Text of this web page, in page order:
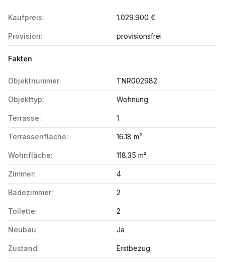
Kaufpreis: 1.029.900 €
Provision: provisionsfrei
Fakten
Objektnummer: TNR002982
Objekttyp: Wohnung
Terrasse: 1
Terrassenfläche: 16.18 m²
Wohnfläche: 118.35 m²
Zimmer: 4
Badezimmer: 2
Toilette: 2
Neubau Ja
Zustand: Erstbezug